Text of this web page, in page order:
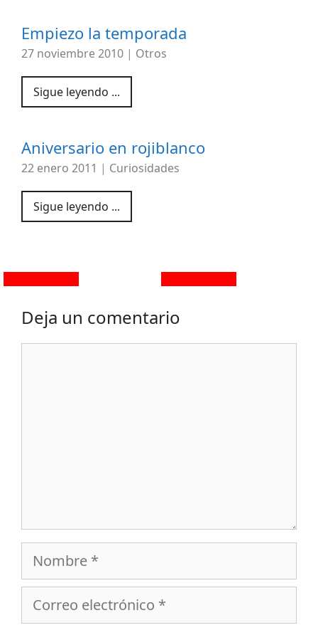
Empiezo la temporada
27 noviembre 2010 | Otros
Sigue leyendo ...
Aniversario en rojiblanco
22 enero 2011 | Curiosidades
Sigue leyendo ...
Deja un comentario
Nombre
Correo